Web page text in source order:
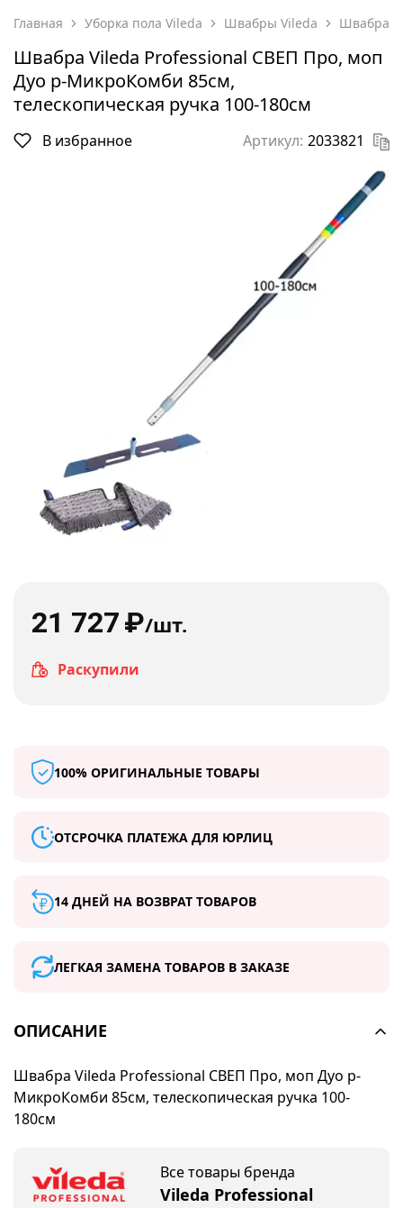
Главная Уборка пола Vileda Швабры Vileda Швабра
Швабра Vileda Professional СВЕП Про, моп
Дуо р-МикроКомби 85см,
телескопическая ручка 100-180см
В избранное Артикул: 2033821
21 727₽/шт.
Раскупили
100% ОРИГИНАЛЬНЫЕ ТОВАРЫ
ОТСРОЧКА ПЛАТЕЖА ДЛЯ ЮРЛИЦ
14 ДНЕЙ НА ВОЗВРАТ ТОВАРОВ
ЛЕГКАЯ ЗАМЕНА ТОВАРОВ В ЗАКАЗЕ
ОПИСАНИЕ
Швабра Vileda Professional СВЕП Про, моп Дуо р-
МикроКомби 85см, телескопическая ручка 100-
180см
Все товары бренда
Vileda Professional